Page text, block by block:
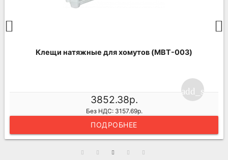
Клещи натяжные для хомутов (MBT-003)
3852.38р.
Без НДС: 3157.69р.
ПОДРОБНЕЕ